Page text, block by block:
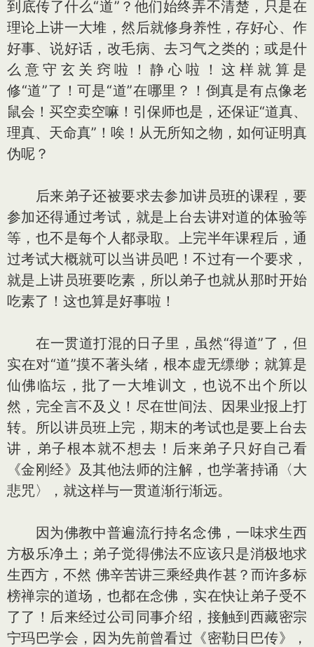
到底传了什么“道”？他们始终弄不清楚，只是在
理论上讲一大堆，然后就修身养性，存好心、作
好事、说好话，改毛病、去习气之类的；或是什
么意守玄关窍啦！静心啦！这样就算是
修“道”了！可是“道”在哪里？！倒真是有点像老
鼠会！买空卖空嘛！引保师也是，还保证“道真、
理真、天命真”！唉！从无所知之物，如何证明真
伪呢？
后来弟子还被要求去参加讲员班的课程，要
参加还得通过考试，就是上台去讲对道的体验等
等，也不是每个人都录取。上完半年课程后，通
过考试大概就可以当讲员吧！不过有一个要求，
就是上讲员班要吃素，所以弟子也就从那时开始
吃素了！这也算是好事啦！
在一贯道打混的日子里，虽然“得道”了，但
实在对“道”摸不著头绪，根本虚无缥缈；就算是
仙佛临坛，批了一大堆训文，也说不出个所以
然，完全言不及义！尽在世间法、因果业报上打
转。所以讲员班上完，期末的考试也是要上台去
讲，弟子根本就不想去！后来弟子只好自己看
《金刚经》及其他法师的注解，也学著持诵〈大
悲咒〉，就这样与一贯道渐行渐远。
因为佛教中普遍流行持名念佛，一味求生西
方极乐净土；弟子觉得佛法不应该只是消极地求
生西方，不然 佛辛苦讲三乘经典作甚？而许多标
榜禅宗的道场，也都在念佛，实在快让弟子受不
了了！后来经过公司同事介绍，接触到西藏密宗
宁玛巴学会，因为先前曾看过《密勒日巴传》，